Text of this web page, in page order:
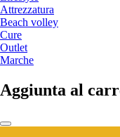
Attrezzatura
Beach volley
Cure
Outlet
Marche
Aggiunta al